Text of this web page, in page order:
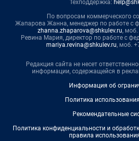
Техподдержка:
По вопросам коммерческого
Жапарова Жанна, менеджер по работе с
zhanna.zhaparova@shkulev.ru,
Ревина Мария, директор по работе с
mariya.revina@shkulev.ru, моб.
Редакция сайта не несет
информации, содержащейся в
Информация об
Политика
Рекомендательные
Политика конфиденциальности и
правила